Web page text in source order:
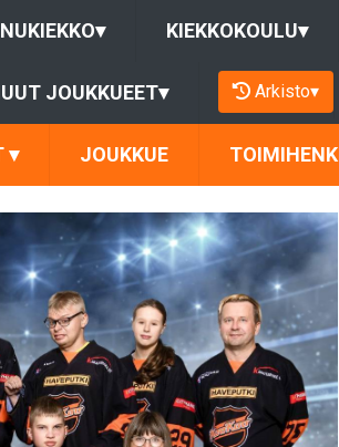
▾ KIEKKOKOULU▾
JOUKKUEET▾ Arkisto▾
▾ JOUKKUE